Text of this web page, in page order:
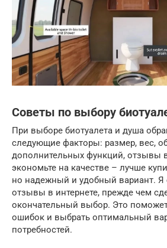
Советы по выбору
При выборе биотуалета и душа
следующие факторы: размер, вес,
дополнительных функций, отзывы
экономьте на качестве – лучше
но надежный и удобный вариант. Я
отзывы в интернете, прежде чем
окончательный выбор. Это
ошибок и выбрать оптимальный
потребностей.